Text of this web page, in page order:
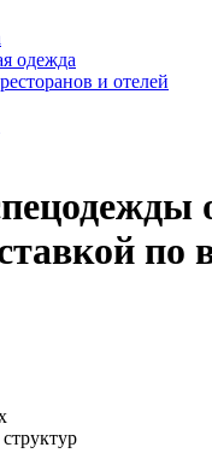
одежда
и отелей
по